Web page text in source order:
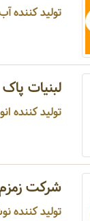
تولید کننده
لبنیات پاک
تولید کننده
شرکت
تولید کننده